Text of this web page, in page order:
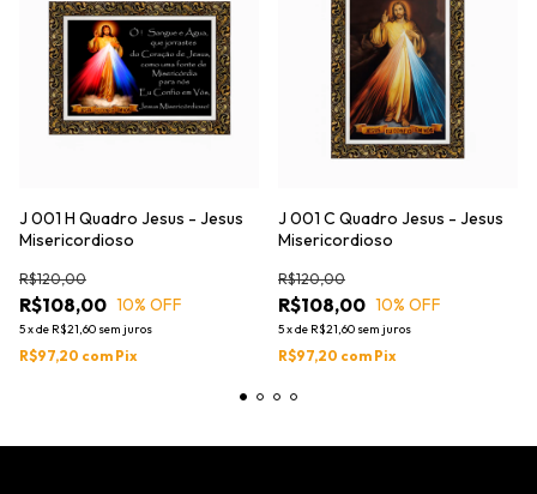
J 001 H Quadro Jesus - Jesus
Misericordioso
R$108,00
R$120,00
10% OFF
5xde R$21,60 sem juros
R$97,20 com Pix
J 001 C Quadro Jesus - Jesus
Misericordioso
R$108,00
R$120,00
10% OFF
5xde R$21,60 sem juros
R$97,20 com Pix